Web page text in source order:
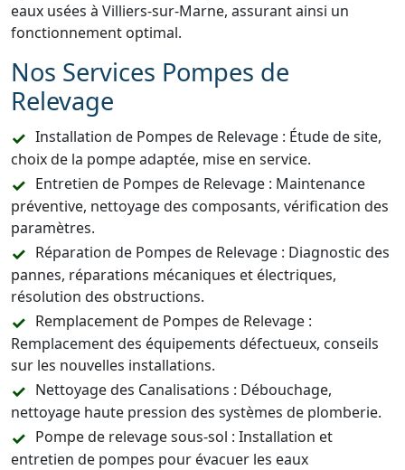
eaux usées à Villiers-sur-Marne, assurant ainsi un
fonctionnement optimal.
Nos Services Pompes de
Relevage
Installation de Pompes de Relevage : Étude de site,
choix de la pompe adaptée, mise en service.
Entretien de Pompes de Relevage : Maintenance
préventive, nettoyage des composants, vérification des
paramètres.
Réparation de Pompes de Relevage : Diagnostic des
pannes, réparations mécaniques et électriques,
résolution des obstructions.
Remplacement de Pompes de Relevage :
Remplacement des équipements défectueux, conseils
sur les nouvelles installations.
Nettoyage des Canalisations : Débouchage,
nettoyage haute pression des systèmes de plomberie.
Pompe de relevage sous-sol : Installation et
entretien de pompes pour évacuer les eaux